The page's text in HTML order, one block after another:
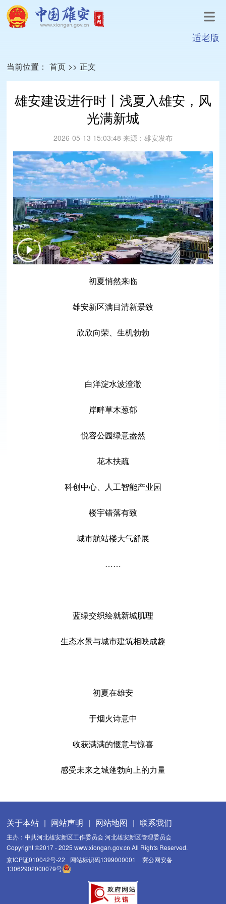
适老版
当前位置： 首页 >> 正文
雄安建设进行时丨浅夏入雄安，风
光满新城
2026-05-13 15:03:48 来源： 雄安发布
初夏悄然来临
雄安新区满目清新景致
欣欣向荣、生机勃勃
白洋淀水波澄澈
岸畔草木葱郁
悦容公园绿意盎然
花木扶疏
科创中心、人工智能产业园
楼宇错落有致
城市航站楼大气舒展
……
蓝绿交织绘就新城肌理
生态水景与城市建筑相映成趣
初夏在雄安
于烟火诗意中
收获满满的惬意与惊喜
感受未来之城蓬勃向上的力量
关于本站 | 网站声明 | 网站地图 | 联系我们
主办：中共河北雄安新区工作委员会 河北雄安新区管理委员会
Copyright ©2017 - 2025 www.xiongan.gov.cn All Rights Reserved.
京ICP证010042号-22
网站标识码1399000001
冀公网安备
13062902000079号